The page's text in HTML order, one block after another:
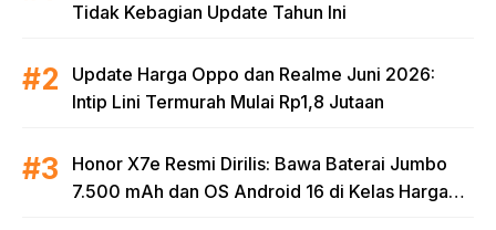
Tidak Kebagian Update Tahun Ini
Update Harga Oppo dan Realme Juni 2026:
Intip Lini Termurah Mulai Rp1,8 Jutaan
Honor X7e Resmi Dirilis: Bawa Baterai Jumbo
7.500 mAh dan OS Android 16 di Kelas Harga